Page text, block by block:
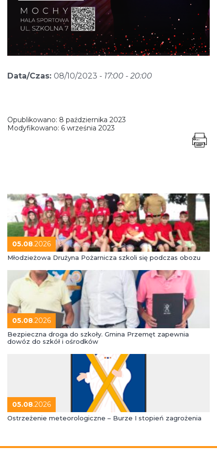
Data/Czas: 08/10/2023 - 17:00 - 20:00
Opublikowano: 8 października 2023
Modyfikowano: 6 września 2023
05.08.2026
Młodzieżowa Drużyna Pożarnicza szkoli się podczas obozu
05.08.2026
Bezpieczna droga do szkoły. Gmina Przemęt zapewnia
dowóz do szkół i ośrodków
05.08.2026
Ostrzeżenie meteorologiczne – Burze I stopień zagrożenia